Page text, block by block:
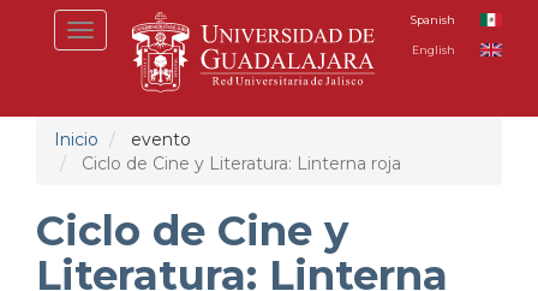
Toggle
navigation
Spanish
English
Inicio
evento
Ciclo de Cine y Literatura: Linterna roja
Ciclo de Cine y
Literatura: Linterna